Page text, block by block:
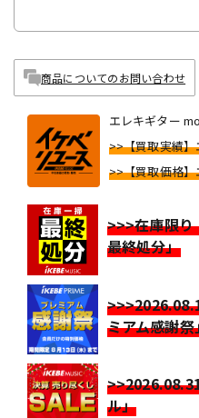
商品についてのお問い合わせ
エレキギター
>>【買取実績
>>【買取価格
>>>在庫限り
最終処分」
ミアム感謝祭
ル」